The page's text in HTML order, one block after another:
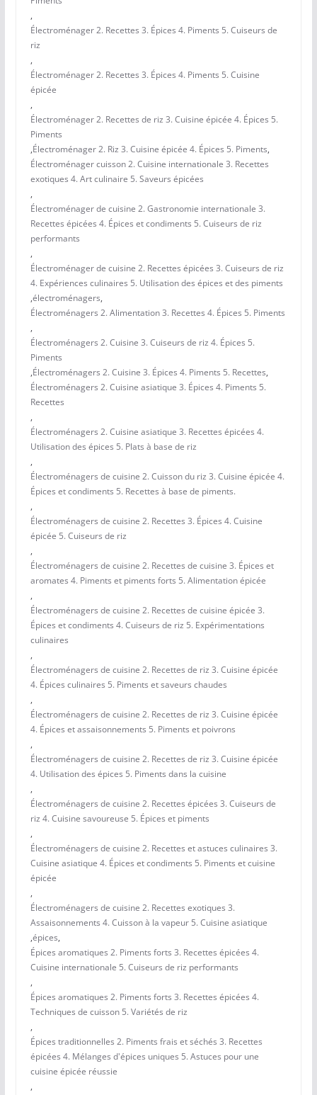
,
Électroménager 2. Recettes 3. Épices 4. Piments 5. Cuiseurs de
riz
,
Électroménager 2. Recettes 3. Épices 4. Piments 5. Cuisine
épicée
,
Électroménager 2. Recettes de riz 3. Cuisine épicée 4. Épices 5.
Piments
,Électroménager 2. Riz 3. Cuisine épicée 4. Épices 5. Piments,
Électroménager cuisson 2. Cuisine internationale 3. Recettes
exotiques 4. Art culinaire 5. Saveurs épicées
,
Électroménager de cuisine 2. Gastronomie internationale 3.
Recettes épicées 4. Épices et condiments 5. Cuiseurs de riz
performants
,
Électroménager de cuisine 2. Recettes épicées 3. Cuiseurs de riz
4. Expériences culinaires 5. Utilisation des épices et des piments
,électroménagers,
Électroménagers 2. Alimentation 3. Recettes 4. Épices 5. Piments
,
Électroménagers 2. Cuisine 3. Cuiseurs de riz 4. Épices 5.
Piments
,Électroménagers 2. Cuisine 3. Épices 4. Piments 5. Recettes,
Électroménagers 2. Cuisine asiatique 3. Épices 4. Piments 5.
Recettes
,
Électroménagers 2. Cuisine asiatique 3. Recettes épicées 4.
Utilisation des épices 5. Plats à base de riz
,
Électroménagers de cuisine 2. Cuisson du riz 3. Cuisine épicée 4.
Épices et condiments 5. Recettes à base de piments.
,
Électroménagers de cuisine 2. Recettes 3. Épices 4. Cuisine
épicée 5. Cuiseurs de riz
,
Électroménagers de cuisine 2. Recettes de cuisine 3. Épices et
aromates 4. Piments et piments forts 5. Alimentation épicée
,
Électroménagers de cuisine 2. Recettes de cuisine épicée 3.
Épices et condiments 4. Cuiseurs de riz 5. Expérimentations
culinaires
,
Électroménagers de cuisine 2. Recettes de riz 3. Cuisine épicée
4. Épices culinaires 5. Piments et saveurs chaudes
,
Électroménagers de cuisine 2. Recettes de riz 3. Cuisine épicée
4. Épices et assaisonnements 5. Piments et poivrons
,
Électroménagers de cuisine 2. Recettes de riz 3. Cuisine épicée
4. Utilisation des épices 5. Piments dans la cuisine
,
Électroménagers de cuisine 2. Recettes épicées 3. Cuiseurs de
riz 4. Cuisine savoureuse 5. Épices et piments
,
Électroménagers de cuisine 2. Recettes et astuces culinaires 3.
Cuisine asiatique 4. Épices et condiments 5. Piments et cuisine
épicée
,
Électroménagers de cuisine 2. Recettes exotiques 3.
Assaisonnements 4. Cuisson à la vapeur 5. Cuisine asiatique
,épices,
Épices aromatiques 2. Piments forts 3. Recettes épicées 4.
Cuisine internationale 5. Cuiseurs de riz performants
,
Épices aromatiques 2. Piments forts 3. Recettes épicées 4.
Techniques de cuisson 5. Variétés de riz
,
Épices traditionnelles 2. Piments frais et séchés 3. Recettes
épicées 4. Mélanges d'épices uniques 5. Astuces pour une
cuisine épicée réussie
,